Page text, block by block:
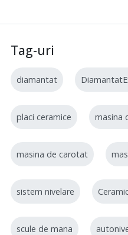
Tag-uri
diamantat
placi ceramice masina
masina de carotat
sistem nivelare
scule de mana